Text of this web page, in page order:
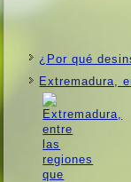
¿Por qué
Extremadura,